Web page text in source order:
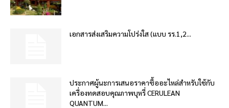
เอกสารส่งเสริมความโปร่งใส (แบบ รร.1,2...
ประกาศผู้นะการเสนอราคาซื้ออะไหล่สำหรับใช้กับ
เครื่องทดสอบคุณภาพบุหรี่ CERULEAN
QUANTUM...